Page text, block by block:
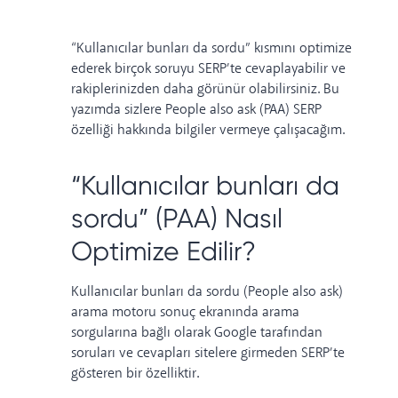
“Kullanıcılar bunları da sordu” kısmını optimize
ederek birçok soruyu SERP’te cevaplayabilir ve
rakiplerinizden daha görünür olabilirsiniz. Bu
yazımda sizlere People also ask (PAA) SERP
özelliği hakkında bilgiler vermeye çalışacağım.
“Kullanıcılar bunları da
sordu” (PAA) Nasıl
Optimize Edilir?
Kullanıcılar bunları da sordu (People also ask)
arama motoru sonuç ekranında arama
sorgularına bağlı olarak Google tarafından
soruları ve cevapları sitelere girmeden SERP’te
gösteren bir özelliktir.